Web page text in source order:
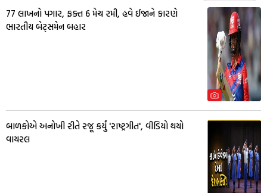
77 લાખનો પગાર, ફક્ત 6 મેચ રમી, હવે ઈજાને કારણે
ભારતીય બેટ્સમેન બહાર
બાળકોએ અનોખી રીતે રજૂ કર્યું 'રાષ્ટ્રગીત', વીડિયો થયો
વાયરલ